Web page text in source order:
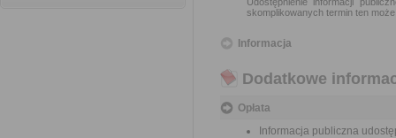
skomplikowanych termin ten
Informacja
Dodatkowe
Opłata
Informacja publiczna